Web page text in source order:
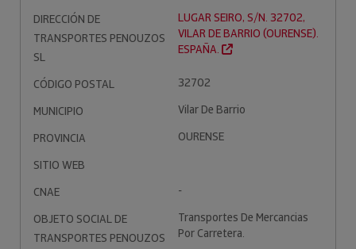
DIRECCIÓN DE
TRANSPORTES PENOUZOS
SL
LUGAR SEIRO, S/N. 32702,
VILAR DE BARRIO (OURENSE).
ESPAÑA.
CÓDIGO POSTAL
32702
MUNICIPIO
Vilar De Barrio
PROVINCIA
OURENSE
SITIO WEB
CNAE
-
OBJETO SOCIAL DE
TRANSPORTES PENOUZOS
Transportes De Mercancias
Por Carretera.